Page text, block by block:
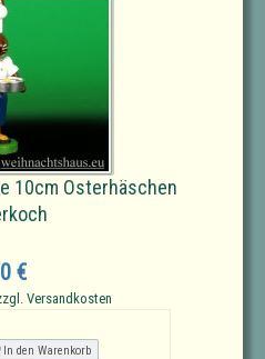
10cm Osterhäschen
€
Versandkosten
In den Warenkorb